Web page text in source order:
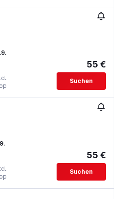
55 €
Suchen
55 €
Suchen